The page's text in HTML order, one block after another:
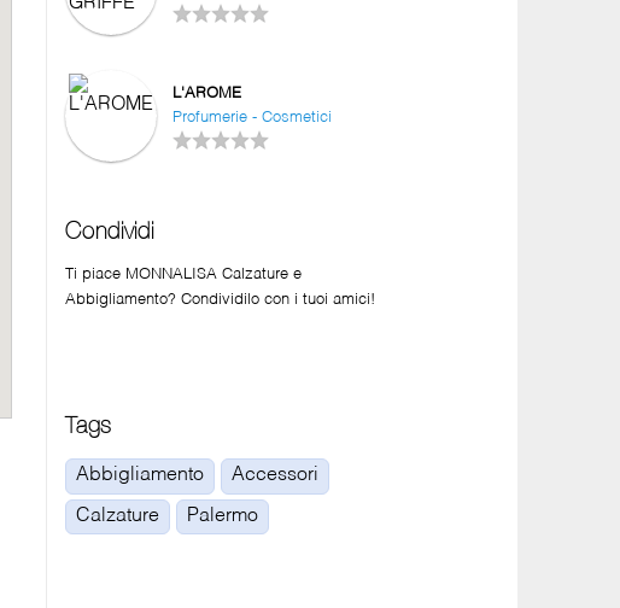
L'AROME
Profumerie - Cosmetici
Condividi
Ti piace MONNALISA Calzature e
Abbigliamento? Condividilo con i tuoi amici!
Tags
Abbigliamento Accessori
Calzature Palermo